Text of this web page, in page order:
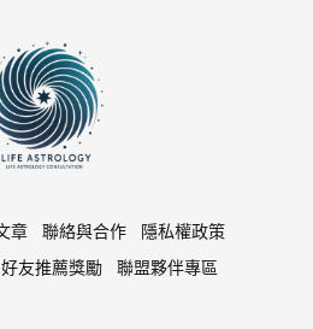
章 聯絡與合作
隱私權政策
好友推薦獎勵 聯盟夥伴專區